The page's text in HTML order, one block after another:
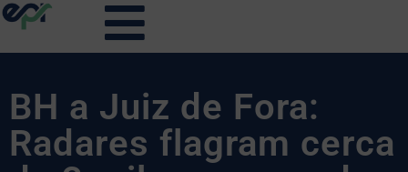
BH a Juiz de Fora:
Radares flagram cerca